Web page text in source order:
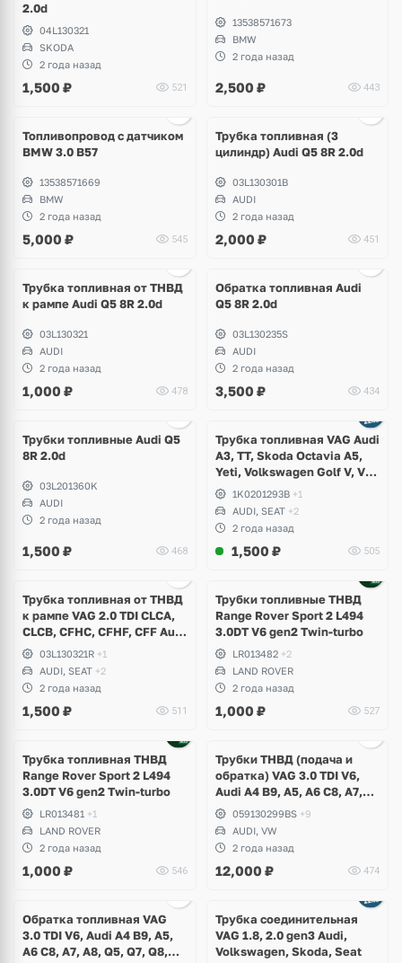
2.0d
04L130321
SKODA
2 года назад
1,500 ₽ 521
13538571673
BMW
2 года назад
2,500 ₽ 443
Топливопровод с датчиком
BMW 3.0 B57
13538571669
BMW
2 года назад
5,000 ₽ 545
Трубка топливная (3
цилиндр) Audi Q5 8R 2.0d
03L130301B
AUDI
2 года назад
2,000 ₽ 451
Трубка топливная от ТНВД
к рампе Audi Q5 8R 2.0d
03L130321
AUDI
2 года назад
1,000 ₽ 478
Обратка топливная Audi
Q5 8R 2.0d
03L130235S
AUDI
2 года назад
3,500 ₽ 434
Трубки топливные Audi Q5
8R 2.0d
03L201360K
AUDI
2 года назад
1,500 ₽ 468
Трубка топливная VAG Audi
A3, TT, Skoda Octavia A5,
Yeti, Volkswagen Golf V, VI,
Plus, Jetta, Scirocco, Eos,
Beetle, Seat Altea, Leon
1K0201293B +1
AUDI, SEAT +2
2 года назад
1,500 ₽ 505
Трубка топливная от ТНВД
к рампе VAG 2.0 TDI CLCA,
CLCB, CFHC, CFHF, CFF Audi
A3, Q3, TT, Volkswagen Golf
6, Passat B7, CC, Tiguan,
Scirocco, Eos, Beetle, Skoda
Superb, Octavia A5, Rapid
03L130321R +1
AUDI, SEAT +2
2 года назад
1,500 ₽ 511
Трубки топливные ТНВД
Range Rover Sport 2 L494
3.0DT V6 gen2 Twin-turbo
LR013482 +2
LAND ROVER
2 года назад
1,000 ₽ 527
Трубка топливная ТНВД
Range Rover Sport 2 L494
3.0DT V6 gen2 Twin-turbo
LR013481 +1
LAND ROVER
2 года назад
1,000 ₽ 546
Трубки ТНВД (подача и
обратка) VAG 3.0 TDI V6,
Audi A4 B9, A5, A6 C8, A7,
A8, Q5, Q7, Q8, Volkswagen
Touareg 3
059130299BS +9
AUDI, VW
2 года назад
12,000 ₽ 474
Обратка топливная VAG
3.0 TDI V6, Audi A4 B9, A5,
A6 C8, A7, A8, Q5, Q7, Q8,
Трубка соединительная
VAG 1.8, 2.0 gen3 Audi,
Volkswagen, Skoda, Seat